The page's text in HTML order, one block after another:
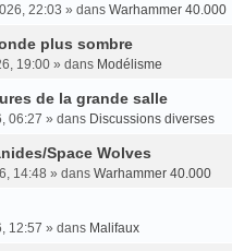
22:03 » dans Warhammer 40.000
plus sombre
19:00 » dans Modélisme
de la grande salle
06:27 » dans Discussions diverses
Space Wolves
14:48 » dans Warhammer 40.000
12:57 » dans Malifaux